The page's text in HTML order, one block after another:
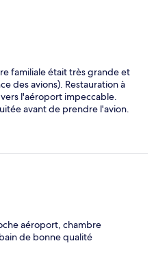
familiale était très grande et
des avions). Restauration à
l'aéroport impeccable.
avant de prendre l'avion.
aéroport, chambre
de bonne qualité